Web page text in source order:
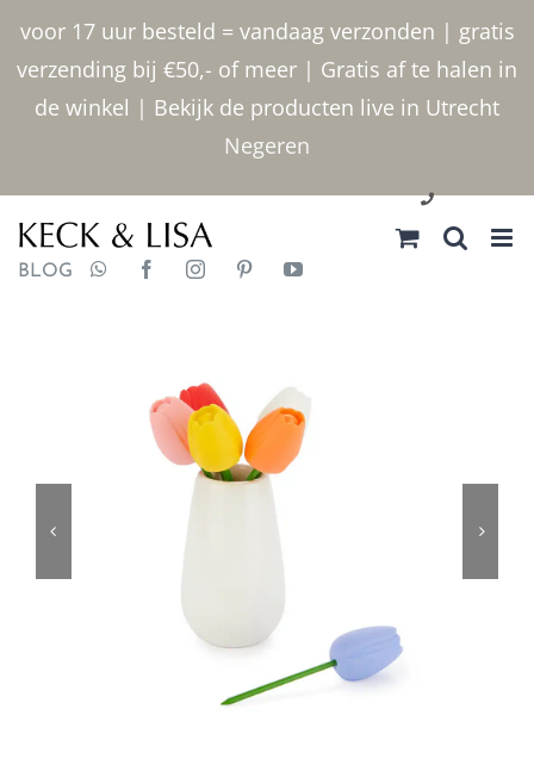
voor 17 uur besteld = vandaag verzonden | gratis
verzending bij €50,- of meer | Gratis af te halen in
de winkel | Bekijk de producten live in Utrecht
Negeren
inhoud
030 2400000
BLOG